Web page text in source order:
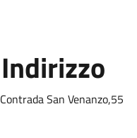
Indirizzo
Contrada San Venanzo,55